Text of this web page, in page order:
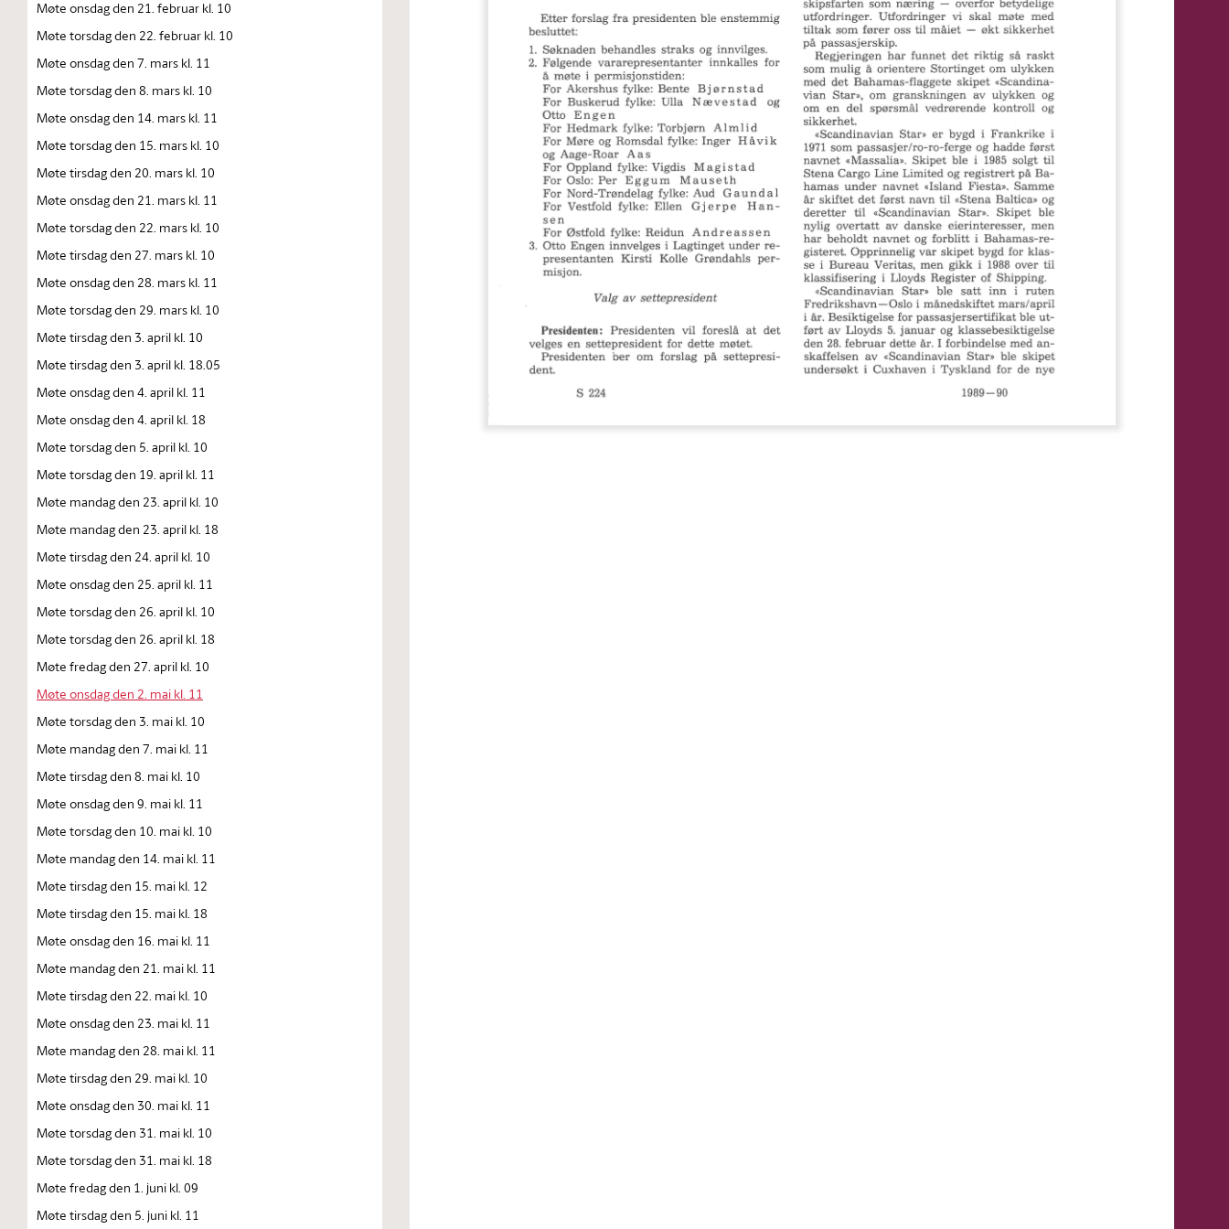
Møte onsdag den 21. februar kl. 10
Møte torsdag den 22. februar kl. 10
Møte onsdag den 7. mars kl. 11
Møte torsdag den 8. mars kl. 10
Møte onsdag den 14. mars kl. 11
Møte torsdag den 15. mars kl. 10
Møte tirsdag den 20. mars kl. 10
Møte onsdag den 21. mars kl. 11
Møte torsdag den 22. mars kl. 10
Møte tirsdag den 27. mars kl. 10
Møte onsdag den 28. mars kl. 11
Møte torsdag den 29. mars kl. 10
Møte tirsdag den 3. april kl. 10
Møte tirsdag den 3. april kl. 18.05
Møte onsdag den 4. april kl. 11
Møte onsdag den 4. april kl. 18
Møte torsdag den 5. april kl. 10
Møte torsdag den 19. april kl. 11
Møte mandag den 23. april kl. 10
Møte mandag den 23. april kl. 18
Møte tirsdag den 24. april kl. 10
Møte onsdag den 25. april kl. 11
Møte torsdag den 26. april kl. 10
Møte torsdag den 26. april kl. 18
Møte fredag den 27. april kl. 10
Møte onsdag den 2. mai kl. 11
Møte torsdag den 3. mai kl. 10
Møte mandag den 7. mai kl. 11
Møte tirsdag den 8. mai kl. 10
Møte onsdag den 9. mai kl. 11
Møte torsdag den 10. mai kl. 10
Møte mandag den 14. mai kl. 11
Møte tirsdag den 15. mai kl. 12
Møte tirsdag den 15. mai kl. 18
Møte onsdag den 16. mai kl. 11
Møte mandag den 21. mai kl. 11
Møte tirsdag den 22. mai kl. 10
Møte onsdag den 23. mai kl. 11
Møte mandag den 28. mai kl. 11
Møte tirsdag den 29. mai kl. 10
Møte onsdag den 30. mai kl. 11
Møte torsdag den 31. mai kl. 10
Møte torsdag den 31. mai kl. 18
Møte fredag den 1. juni kl. 09
Møte tirsdag den 5. juni kl. 11